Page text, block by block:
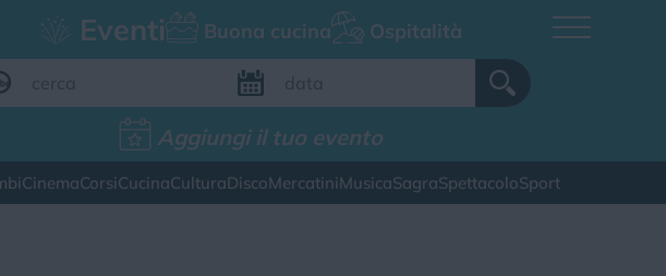
Eventi Buona cucina Ospitalità
Aggiungi il tuo evento
CinemaCorsiCucinaCulturaDiscoMercatiniMusicaSagraSpettacoloSport
Aggiungi il tuo evento
FILTRI EVENTI